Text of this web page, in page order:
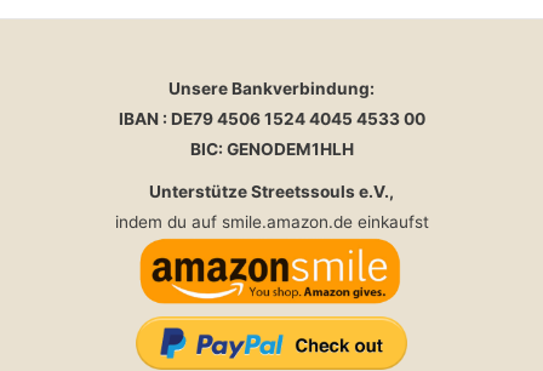
Unsere Bankverbindung:
IBAN : DE79 4506 1524 4045 4533 00
BIC: GENODEM1HLH
Unterstütze Streetssouls e.V.,
indem du auf smile.amazon.de einkaufst